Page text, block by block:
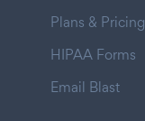
Plans & Pricing
HIPAA Forms
Email Blast